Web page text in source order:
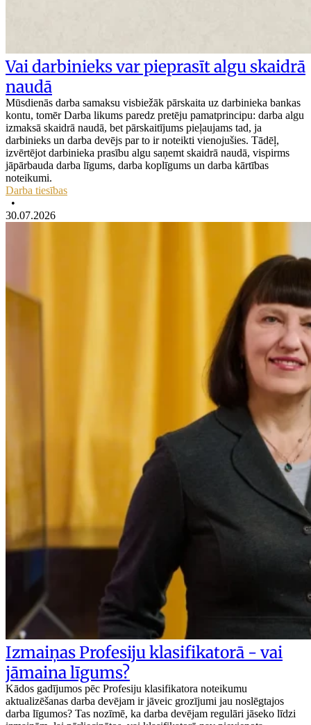
Vai darbinieks var pieprasīt algu skaidrā
naudā
Mūsdienās darba samaksu visbiežāk pārskaita uz darbinieka bankas
kontu, tomēr Darba likums paredz pretēju pamatprincipu: darba algu
izmaksā skaidrā naudā, bet pārskaitījums pieļaujams tad, ja
darbinieks un darba devējs par to ir noteikti vienojušies. Tādēļ,
izvērtējot darbinieka prasību algu saņemt skaidrā naudā, vispirms
jāpārbauda darba līgums, darba koplīgums un darba kārtības
noteikumi.
Darba tiesības
•
30.07.2026
Izmaiņas Profesiju klasifikatorā - vai
jāmaina līgums?
Kādos gadījumos pēc Profesiju klasifikatora noteikumu
aktualizēšanas darba devējam ir jāveic grozījumi jau noslēgtajos
darba līgumos? Tas nozīmē, ka darba devējam regulāri jāseko līdzi